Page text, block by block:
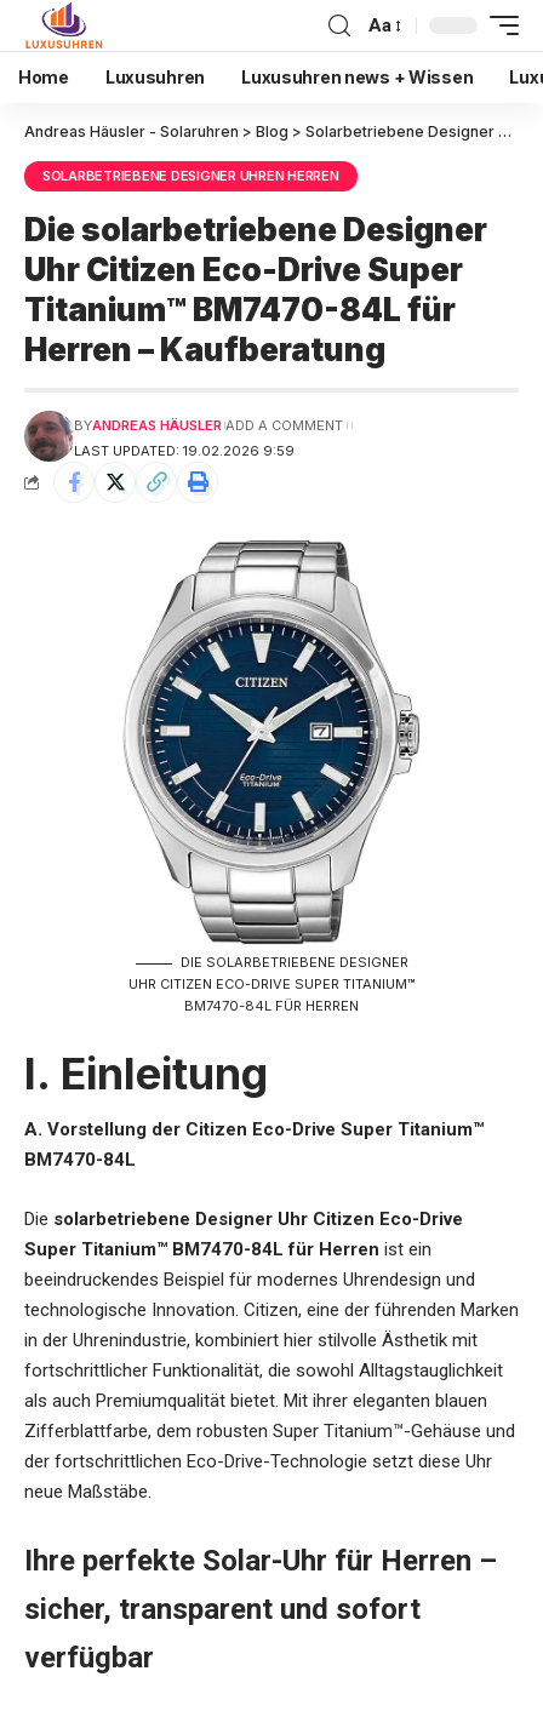
Aa
Home Luxusuhren Luxusuhren news + Wissen
Andreas Häusler - Solaruhren > Blog > Solarbetriebene Designer Uhren Herren
SOLARBETRIEBENE DESIGNER UHREN HERREN
Die solarbetriebene Designer
Uhr Citizen Eco-Drive Super
Titanium™ BM7470-84L für
Herren – Kaufberatung
LAST UPDATED: 19.02.2026 9:59
BYANDREAS HÄUSLER ADD A COMMENT
DIE SOLARBETRIEBENE DESIGNER
UHR CITIZEN ECO-DRIVE SUPER TITANIUM™
BM7470-84L FÜR HERREN
I. Einleitung
A. Vorstellung der Citizen Eco-Drive Super Titanium™
BM7470-84L
Die solarbetriebene Designer Uhr Citizen Eco-Drive
Super Titanium™ BM7470-84L für Herren ist ein
beeindruckendes Beispiel für modernes Uhrendesign und
technologische Innovation. Citizen, eine der führenden Marken
in der Uhrenindustrie, kombiniert hier stilvolle Ästhetik mit
fortschrittlicher Funktionalität, die sowohl Alltagstauglichkeit
als auch Premiumqualität bietet. Mit ihrer eleganten blauen
Zifferblattfarbe, dem robusten Super Titanium™-Gehäuse und
der fortschrittlichen Eco-Drive-Technologie setzt diese Uhr
neue Maßstäbe.
Ihre perfekte Solar-Uhr für Herren –
sicher, transparent und sofort
verfügbar